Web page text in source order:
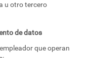
u otro tercero
de datos
que operan